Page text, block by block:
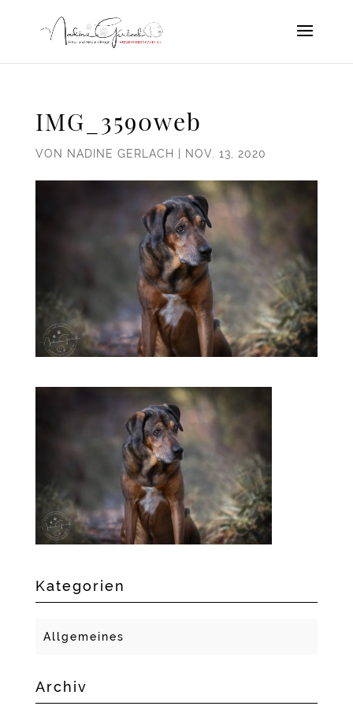
IMG_3590web
VON NADINE GERLACH NOV. 13, 2020
Kategorien
Allgemeines
Archiv